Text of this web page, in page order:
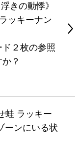
きの動悸》
ッキーナン
２枚の参照
？
蛙 ラッキー
ーンにいる状